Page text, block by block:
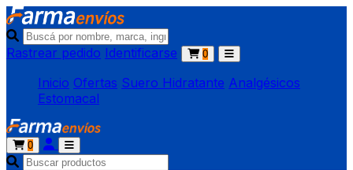
Rastrear pedido Identificarse 0
Inicio Ofertas Suero Hidratante Analgésicos
Estomacal
0